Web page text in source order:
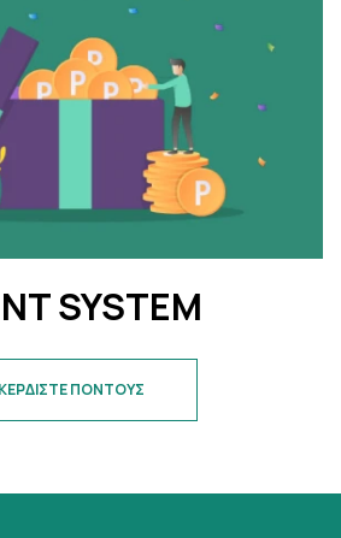
SYSTEM
ΚΕΡΔΙΣΤΕ ΠΟΝΤΟΥΣ